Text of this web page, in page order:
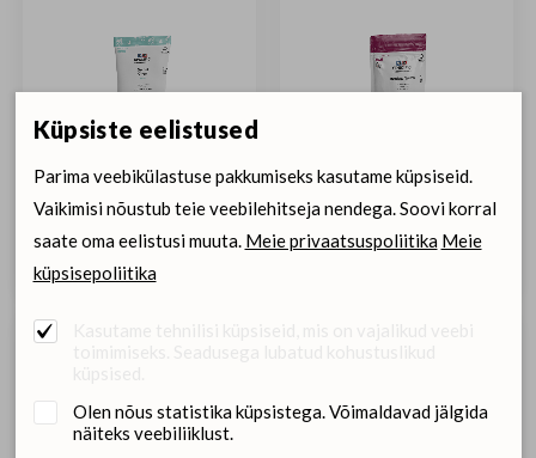
SPECIFIC CT-DC-S
Dental närimismaius
väike
SPECIFIC CT-H
koeramaius
Küpsiste eelistused
Parima veebikülastuse pakkumiseks kasutame küpsiseid.
Vaikimisi nõustub teie veebilehitseja nendega. Soovi korral
saate oma eelistusi muuta. Meie privaatsuspoliitika Meie
küpsisepoliitika
Olen nõus statistika küpsistega. Võimaldavad jälgida
näiteks veebiliiklust.